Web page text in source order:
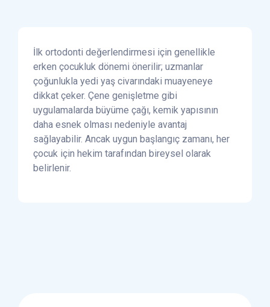
İlk ortodonti değerlendirmesi için genellikle
erken çocukluk dönemi önerilir; uzmanlar
çoğunlukla yedi yaş civarındaki muayeneye
dikkat çeker. Çene genişletme gibi
uygulamalarda büyüme çağı, kemik yapısının
daha esnek olması nedeniyle avantaj
sağlayabilir. Ancak uygun başlangıç zamanı, her
çocuk için hekim tarafından bireysel olarak
belirlenir.